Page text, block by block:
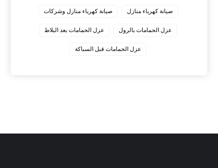
صيانة كهرباء منازل صيانة كهرباء منازل وشركات
عزل الحمامات بالرول عزل الحمامات بعد البلاط
عزل الحمامات قبل السباكة